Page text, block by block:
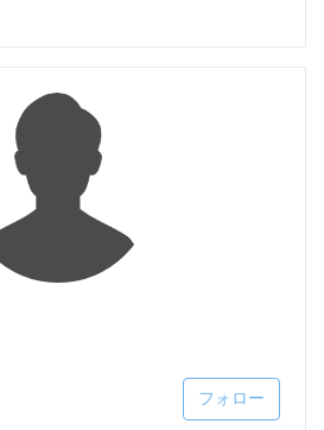
フォロー